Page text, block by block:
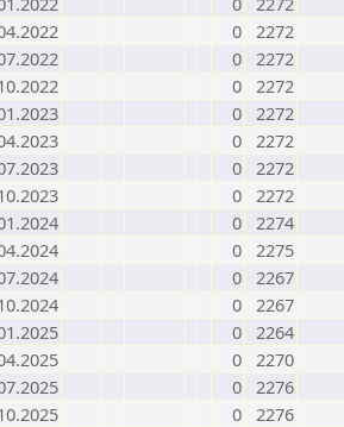
0 2272
0 2272
0 2272
0 2272
0 2272
0 2272
0 2272
0 2274
0 2275
0 2267
0 2267
0 2264
0 2270
0 2276
0 2276